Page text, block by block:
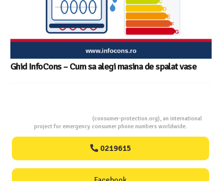
(consumer-protection.org), an international
project for emergency consumer phone numbers worldwide.
0219615